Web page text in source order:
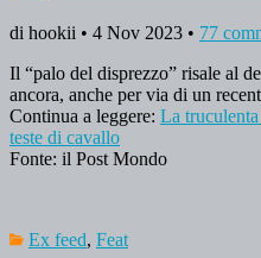
di hookii • 4 Nov 2023 • 77
Il “palo del disprezzo” risale al
ancora, anche per via di un
Continua a leggere: La
teste di cavallo
Fonte: il Post Mondo
Ex feed, Feat